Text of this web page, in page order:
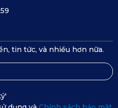
tin tức, và nhiều hơn nữa.